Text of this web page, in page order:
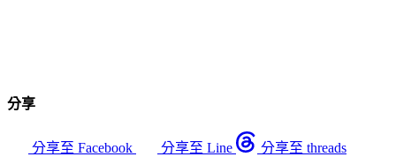
分享
分享至 Facebook 分享至 Line 分享至 threads